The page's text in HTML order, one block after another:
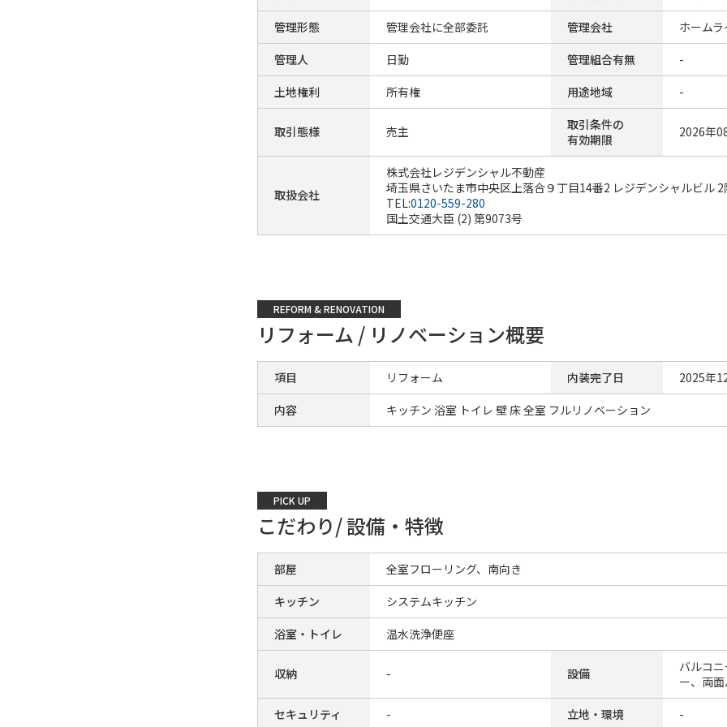
管理形態
管理会社に全部委託 管理会社
ホーム
管理人
日勤 管理組合有無
-
土地権利
所有権 用途地域 -
取引態様 売主
取引条件の
有効期限
2026年
取扱会社
株式会社レジデンシャル不動産
埼玉県さいたま市中央区上落合９丁目14番2 レジデンシャルビル 2
TEL:0120-559-280
国土交通大臣 (2) 第9073号
REFORM & RENOVATION
リフォーム / リノベーション概要
項目 リフォーム 内装完了日
2025年
内容
キッチン 浴室 トイレ 壁 床 全室 フルリノベーション
PICK UP
こだわり/ 設備・特徴
部屋
全室フローリング、南向き
キッチン
システムキッチン
浴室・トイレ
温水洗浄便座
収納 - 設備
バルコ
ー、両
セキュリティ
- 立地・環境 -